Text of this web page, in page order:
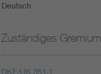
Deutsch
Zuständiges Gremium
DKE/UK 351.1